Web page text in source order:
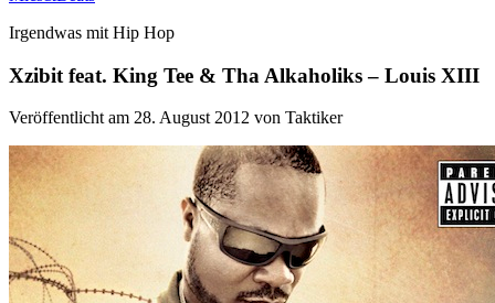
Irgendwas mit Hip Hop
Xzibit feat. King Tee & Tha Alkaholiks – Louis XIII
Veröffentlicht am 28. August 2012 von Taktiker